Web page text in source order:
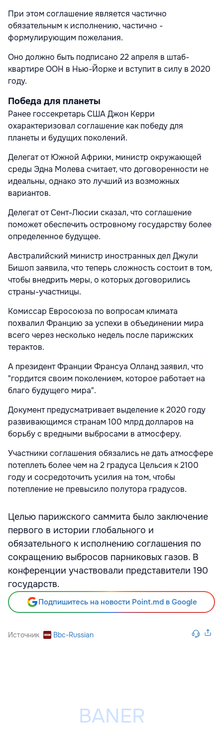
При этом соглашение является частично
обязательным к исполнению, частично -
формулирующим пожелания.
Оно должно быть подписано 22 апреля в штаб-
квартире ООН в Нью-Йорке и вступит в силу в 2020
году.
Победа для планеты
Ранее госсекретарь США Джон Керри
охарактеризовал соглашение как победу для
планеты и будущих поколений.
Делегат от Южной Африки, министр окружающей
среды Эдна Молева считает, что договоренности не
идеальны, однако это лучший из возможных
вариантов.
Делегат от Сент-Люсии сказал, что соглашение
поможет обеспечить островному государству более
определенное будущее.
Австралийский министр иностранных дел Джули
Бишоп заявила, что теперь сложность состоит в том,
чтобы внедрить меры, о которых договорились
страны-участницы.
Комиссар Евросоюза по вопросам климата
похвалил Францию за успехи в объединении мира
всего через несколько недель после парижских
терактов.
А президент Франции Франсуа Олланд заявил, что
"гордится своим поколением, которое работает на
благо будущего мира".
Документ предусматривает выделение к 2020 году
развивающимся странам 100 млрд долларов на
борьбу с вредными выбросами в атмосферу.
Участники соглашения обязались не дать атмосфере
потеплеть более чем на 2 градуса Цельсия к 2100
году и сосредоточить усилия на том, чтобы
потепление не превысило полутора градусов.
Целью парижского саммита было заключение
первого в истории глобального и
обязательного к исполнению соглашения по
сокращению выбросов парниковых газов. В
конференции участвовали представители 190
государств.
Подпишитесь на новости Point.md в Google
Источник Bbc-Russian